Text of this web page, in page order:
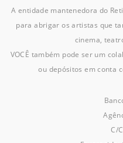
A entidade mantenedora do
para abrigar os artistas que
cinema,
VOCÊ também pode ser um
ou depósitos em conta
C/